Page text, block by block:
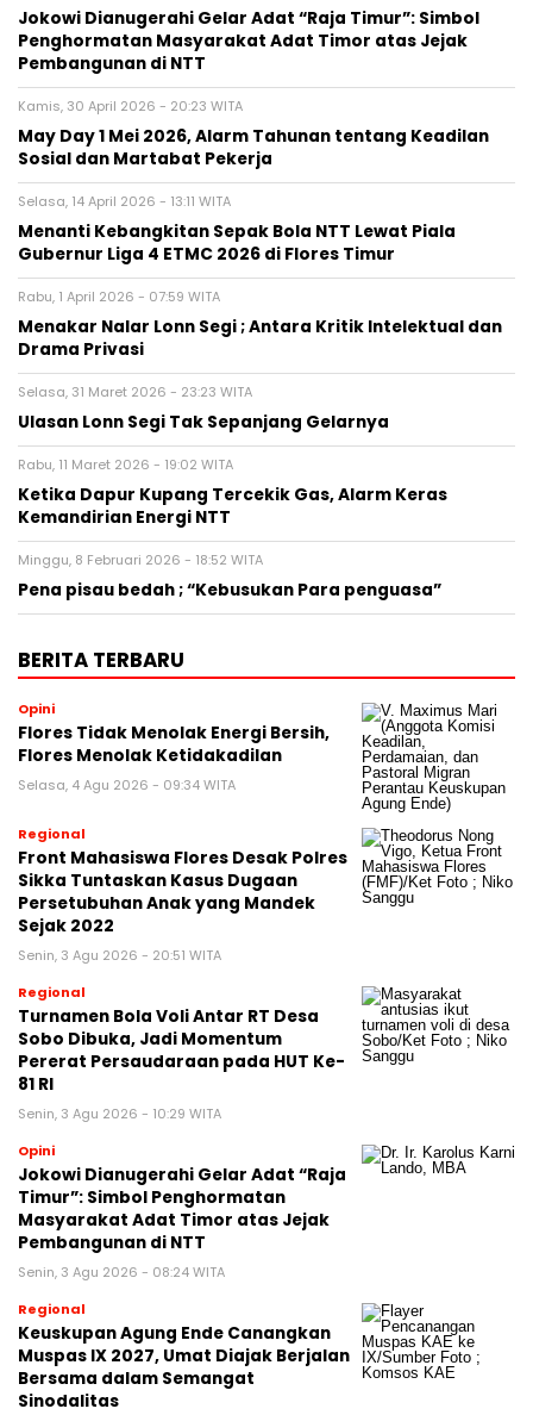
Jokowi Dianugerahi Gelar Adat “Raja Timur”: Simbol
Penghormatan Masyarakat Adat Timor atas Jejak
Pembangunan di NTT
Kamis, 30 April 2026 - 20:23 WITA
May Day 1 Mei 2026, Alarm Tahunan tentang Keadilan
Sosial dan Martabat Pekerja
Selasa, 14 April 2026 - 13:11 WITA
Menanti Kebangkitan Sepak Bola NTT Lewat Piala
Gubernur Liga 4 ETMC 2026 di Flores Timur
Rabu, 1 April 2026 - 07:59 WITA
Menakar Nalar Lonn Segi ; Antara Kritik Intelektual dan
Drama Privasi
Selasa, 31 Maret 2026 - 23:23 WITA
Ulasan Lonn Segi Tak Sepanjang Gelarnya
Rabu, 11 Maret 2026 - 19:02 WITA
Ketika Dapur Kupang Tercekik Gas, Alarm Keras
Kemandirian Energi NTT
Minggu, 8 Februari 2026 - 18:52 WITA
Pena pisau bedah ; “Kebusukan Para penguasa”
BERITA TERBARU
Opini
Flores Tidak Menolak Energi Bersih,
Flores Menolak Ketidakadilan
Selasa, 4 Agu 2026 - 09:34 WITA
Regional
Front Mahasiswa Flores Desak Polres
Sikka Tuntaskan Kasus Dugaan
Persetubuhan Anak yang Mandek
Sejak 2022
Senin, 3 Agu 2026 - 20:51 WITA
Regional
Turnamen Bola Voli Antar RT Desa
Sobo Dibuka, Jadi Momentum
Pererat Persaudaraan pada HUT Ke-
81 RI
Senin, 3 Agu 2026 - 10:29 WITA
Opini
Jokowi Dianugerahi Gelar Adat “Raja
Timur”: Simbol Penghormatan
Masyarakat Adat Timor atas Jejak
Pembangunan di NTT
Senin, 3 Agu 2026 - 08:24 WITA
Regional
Keuskupan Agung Ende Canangkan
Muspas IX 2027, Umat Diajak Berjalan
Bersama dalam Semangat
Sinodalitas